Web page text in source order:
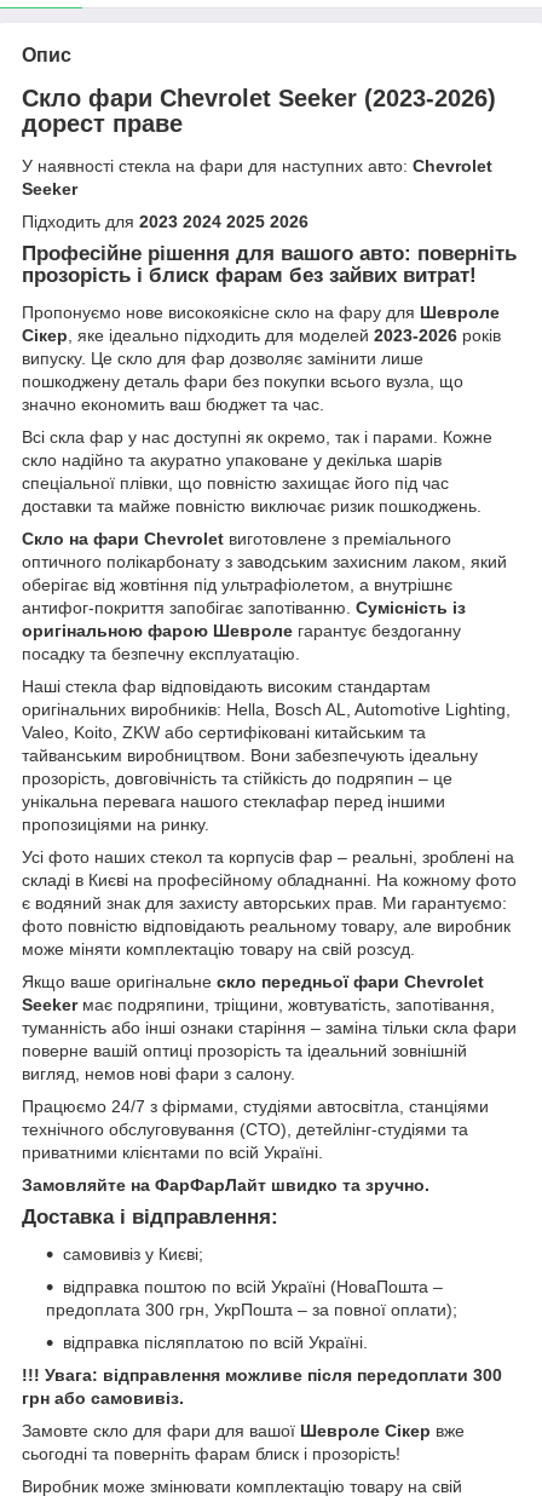
Опис
Скло фари Chevrolet Seeker (2023-2026)
дорест праве
У наявності стекла на фари для наступних авто: Chevrolet
Seeker
Підходить для 2023 2024 2025 2026
Професійне рішення для вашого авто: поверніть
прозорість і блиск фарам без зайвих витрат!
Пропонуємо нове високоякісне скло на фару для Шевроле
Сікер, яке ідеально підходить для моделей 2023-2026 років
випуску. Це скло для фар дозволяє замінити лише
пошкоджену деталь фари без покупки всього вузла, що
значно економить ваш бюджет та час.
Всі скла фар у нас доступні як окремо, так і парами. Кожне
скло надійно та акуратно упаковане у декілька шарів
спеціальної плівки, що повністю захищає його під час
доставки та майже повністю виключає ризик пошкоджень.
Скло на фари Chevrolet виготовлене з преміального
оптичного полікарбонату з заводським захисним лаком, який
оберігає від жовтіння під ультрафіолетом, а внутрішнє
антифог-покриття запобігає запотіванню. Сумісність із
оригінальною фарою Шевроле гарантує бездоганну
посадку та безпечну експлуатацію.
Наші стекла фар відповідають високим стандартам
оригінальних виробників: Hella, Bosch AL, Automotive Lighting,
Valeo, Koito, ZKW або сертифіковані китайським та
тайванським виробництвом. Вони забезпечують ідеальну
прозорість, довговічність та стійкість до подряпин – це
унікальна перевага нашого стеклафар перед іншими
пропозиціями на ринку.
Усі фото наших стекол та корпусів фар – реальні, зроблені на
складі в Києві на професійному обладнанні. На кожному фото
є водяний знак для захисту авторських прав. Ми гарантуємо:
фото повністю відповідають реальному товару, але виробник
може міняти комплектацію товару на свій розсуд.
Якщо ваше оригінальне скло передньої фари Chevrolet
Seekerмає подряпини, тріщини, жовтуватість, запотівання,
туманність або інші ознаки старіння – заміна тільки скла фари
поверне вашій оптиці прозорість та ідеальний зовнішній
вигляд, немов нові фари з салону.
Працюємо 24/7 з фірмами, студіями автосвітла, станціями
технічного обслуговування (СТО), детейлінг-студіями та
приватними клієнтами по всій Україні.
Замовляйте на ФарФарЛайт швидко та зручно.
Доставка і відправлення:
самовивіз у Києві;
відправка поштою по всій Україні (НоваПошта –
предоплата 300 грн, УкрПошта – за повної оплати);
відправка післяплатою по всій Україні.
!!! Увага: відправлення можливе після передоплати 300
грн або самовивіз.
Замовте скло для фари для вашої Шевроле Сікер вже
сьогодні та поверніть фарам блиск і прозорість!
Виробник може змінювати комплектацію товару на свій